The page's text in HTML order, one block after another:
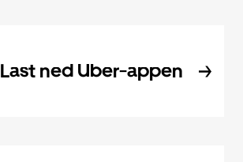
Last ned Uber-appen